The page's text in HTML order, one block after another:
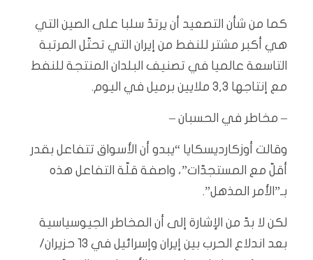
كما من شأن التصعيد أن يرتدّ سلبا على الصين التي
هي أكبر مشتر للنفط من إيران التي تحتّل المرتبة
التاسعة عالميا في تصنيف البلدان المنتجة للنفط
مع إنتاجها 3,3 ملايين برميل في اليوم.
– مخاطر في الحسبان –
وقالت أوزكارديسكايا “يبدو أن الأسواق تتفاعل بقدر
أقلّ مع المستجدّات”، واصفة قلّة التفاعل هذه
بـ”الأمر المذهل”.
لكن لا بدّ من الإشارة إلى أن المخاطر الجيوسياسية
بعد اندلاع الحرب بين إيران وإسرائيل في 13 حزيران/